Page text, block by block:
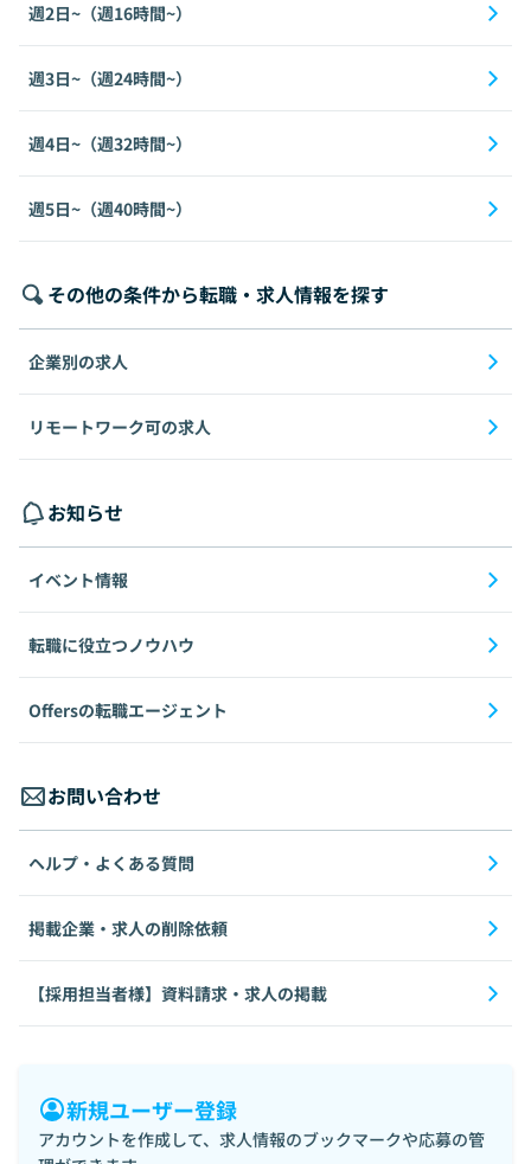
週2日~（週16時間~）
週3日~（週24時間~）
週4日~（週32時間~）
週5日~（週40時間~）
その他の条件から転職・求人情報を探す
企業別の求人
リモートワーク可の求人
お知らせ
イベント情報
転職に役立つノウハウ
Offersの転職エージェント
お問い合わせ
ヘルプ・よくある質問
掲載企業・求人の削除依頼
【採用担当者様】資料請求・求人の掲載
新規ユーザー登録
アカウントを作成して、求人情報のブックマークや応募の管